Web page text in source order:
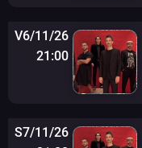
V6/11/26
21:00
S7/11/26